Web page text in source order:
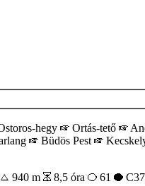
hegy Ortás-tető
Büdös Pest
940 m 8,5 óra 61